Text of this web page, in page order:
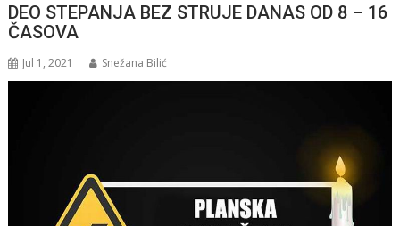
DEO STEPANJA BEZ STRUJE DANAS OD 8 – 16
ČASOVA
Jul 1, 2021 Snežana Bilić